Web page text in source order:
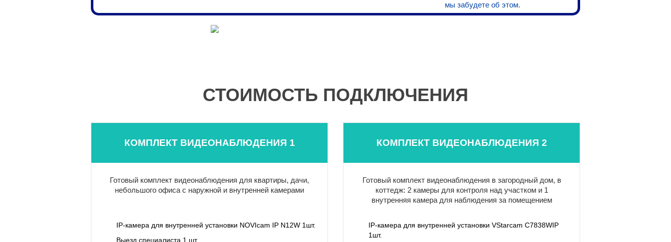
мы забудете об этом.
СТОИМОСТЬ ПОДКЛЮЧЕНИЯ
КОМПЛЕКТ ВИДЕОНАБЛЮДЕНИЯ 1
Готовый комплект видеонаблюдения для квартиры, дачи,
небольшого офиса с наружной и внутренней камерами
IP-камера для внутренней установки NOVIcam IP N12W 1шт.
Выезд специалиста 1 шт.
КОМПЛЕКТ ВИДЕОНАБЛЮДЕНИЯ 2
Готовый комплект видеонаблюдения в загородный дом, в
коттедж: 2 камеры для контроля над участком и 1
внутренняя камера для наблюдения за помещением
IP-камера для внутренней установки VStarcam C7838WIP
1шт.